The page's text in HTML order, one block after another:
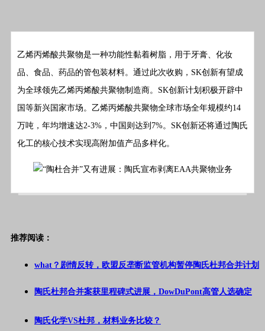
乙烯丙烯酸共聚物是一种功能性黏着树脂，用于牙膏、化妆
品、食品、药品的管包装材料。通过此次收购，SK创新有望成
为全球领先乙烯丙烯酸共聚物制造商。SK创新计划积极开辟中
国等新兴国家市场。乙烯丙烯酸共聚物全球市场全年规模约14
万吨，年均增速达2-3%，中国则达到7%。SK创新还将通过陶氏
化工的核心技术实现高附加值产品多样化。
推荐阅读：
what？剧情反转，欧盟反垄断监管机构暂停陶氏杜邦合并计划
陶氏杜邦合并案获里程碑式进展，DowDuPont高管人选确定
陶氏化学VS杜邦，材料业务比较？